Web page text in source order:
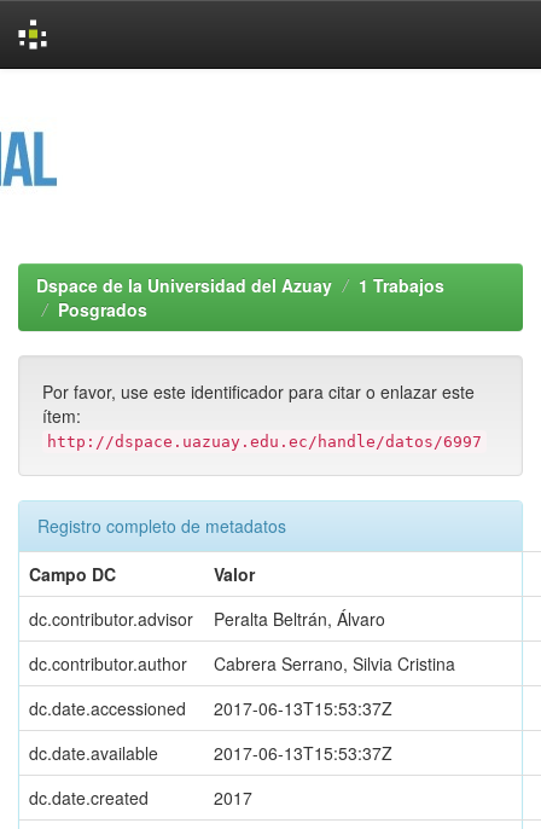
Dspace de la Universidad del Azuay
1 Trabajos
Posgrados
Por favor, use este identificador para citar o enlazar este
ítem:
http://dspace.uazuay.edu.ec/handle/datos/6997
Registro completo de metadatos
Campo DC
Valor
dc.contributor.advisor
Peralta Beltrán, Álvaro
dc.contributor.author
Cabrera Serrano, Silvia Cristina
dc.date.accessioned
2017-06-13T15:53:37Z
dc.date.available
2017-06-13T15:53:37Z
dc.date.created
2017